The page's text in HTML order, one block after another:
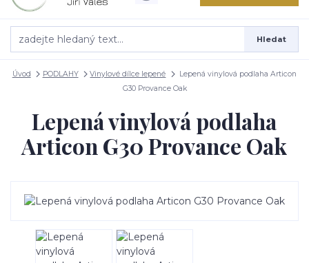
Hledat
Úvod PODLAHY Vinylové dílce lepené
Lepená vinylová podlaha Articon
G30 Provance Oak
Lepená vinylová podlaha
Articon G30 Provance Oak